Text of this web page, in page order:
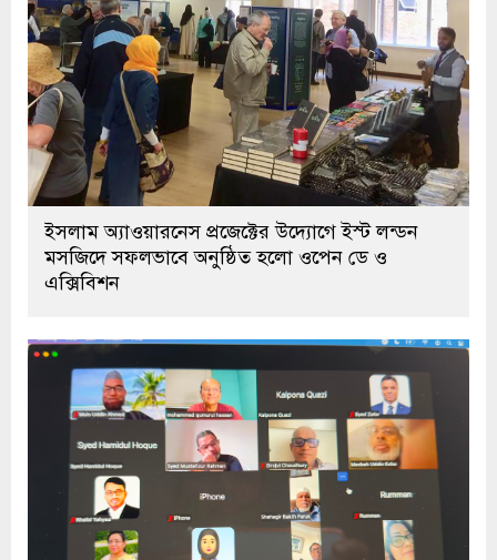
ইসলাম অ্যাওয়ারনেস প্রজেক্টের উদ্যোগে ইস্ট লন্ডন
মসজিদে সফলভাবে অনুষ্ঠিত হলো ওপেন ডে ও
এক্সিবিশন